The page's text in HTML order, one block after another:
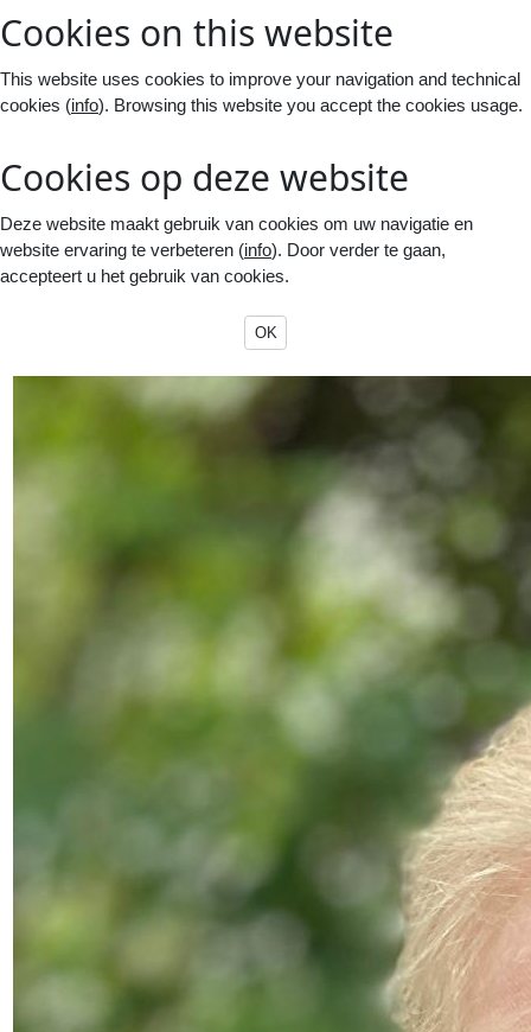
Cookies on this website
This website uses cookies to improve your navigation and technical
cookies (info). Browsing this website you accept the cookies usage.
Cookies op deze website
Deze website maakt gebruik van cookies om uw navigatie en
website ervaring te verbeteren (info). Door verder te gaan,
accepteert u het gebruik van cookies.
OK